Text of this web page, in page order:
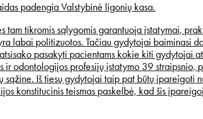
padengia Valstybinė ligonių kasa.
tikromis sąlygomis garantuoja įstatymai,
labai politizuotos. Tačiau gydytojai baiminasi
pasakyti pacientams kokie kiti gydytojai
ir odontologijos profesijų įstatymo 39
sąžine. Iš tiesų gydytojai taip pat būtų
konstitucinis teismas paskelbė, kad šis